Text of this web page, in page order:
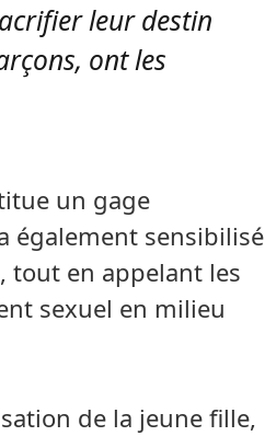
leur destin
ont les
un gage
également sensibilisé
tout en appelant les
sexuel en milieu
de la jeune fille,